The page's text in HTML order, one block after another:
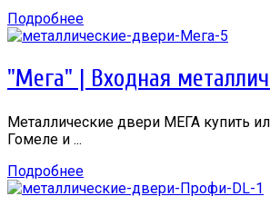
Подробнее
"Мега" | Входная
Металлические двери МЕГА купить
Гомеле и ...
Подробнее